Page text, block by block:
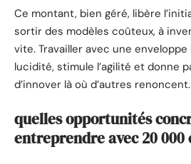
Ce montant, bien géré, libère
sortir des modèles coûteux, à
vite. Travailler avec une
lucidité, stimule l’agilité et donne
d’innover là où d’autres renoncent.
quelles opportunités
entreprendre avec 20 000